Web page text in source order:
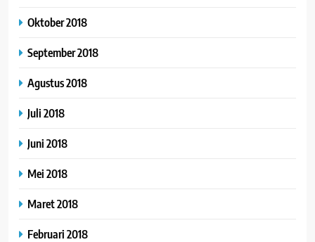
Oktober 2018
September 2018
Agustus 2018
Juli 2018
Juni 2018
Mei 2018
Maret 2018
Februari 2018